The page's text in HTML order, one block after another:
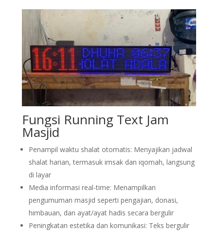
Fungsi Running Text Jam
Masjid
Penampil waktu shalat otomatis: Menyajikan jadwal
shalat harian, termasuk imsak dan iqomah, langsung
di layar
Media informasi real-time: Menampilkan
pengumuman masjid seperti pengajian, donasi,
himbauan, dan ayat/ayat hadis secara bergulir
Peningkatan estetika dan komunikasi: Teks bergulir